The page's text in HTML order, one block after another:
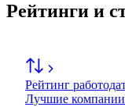
Рейтинги и
Рейтинг
Лучшие компании